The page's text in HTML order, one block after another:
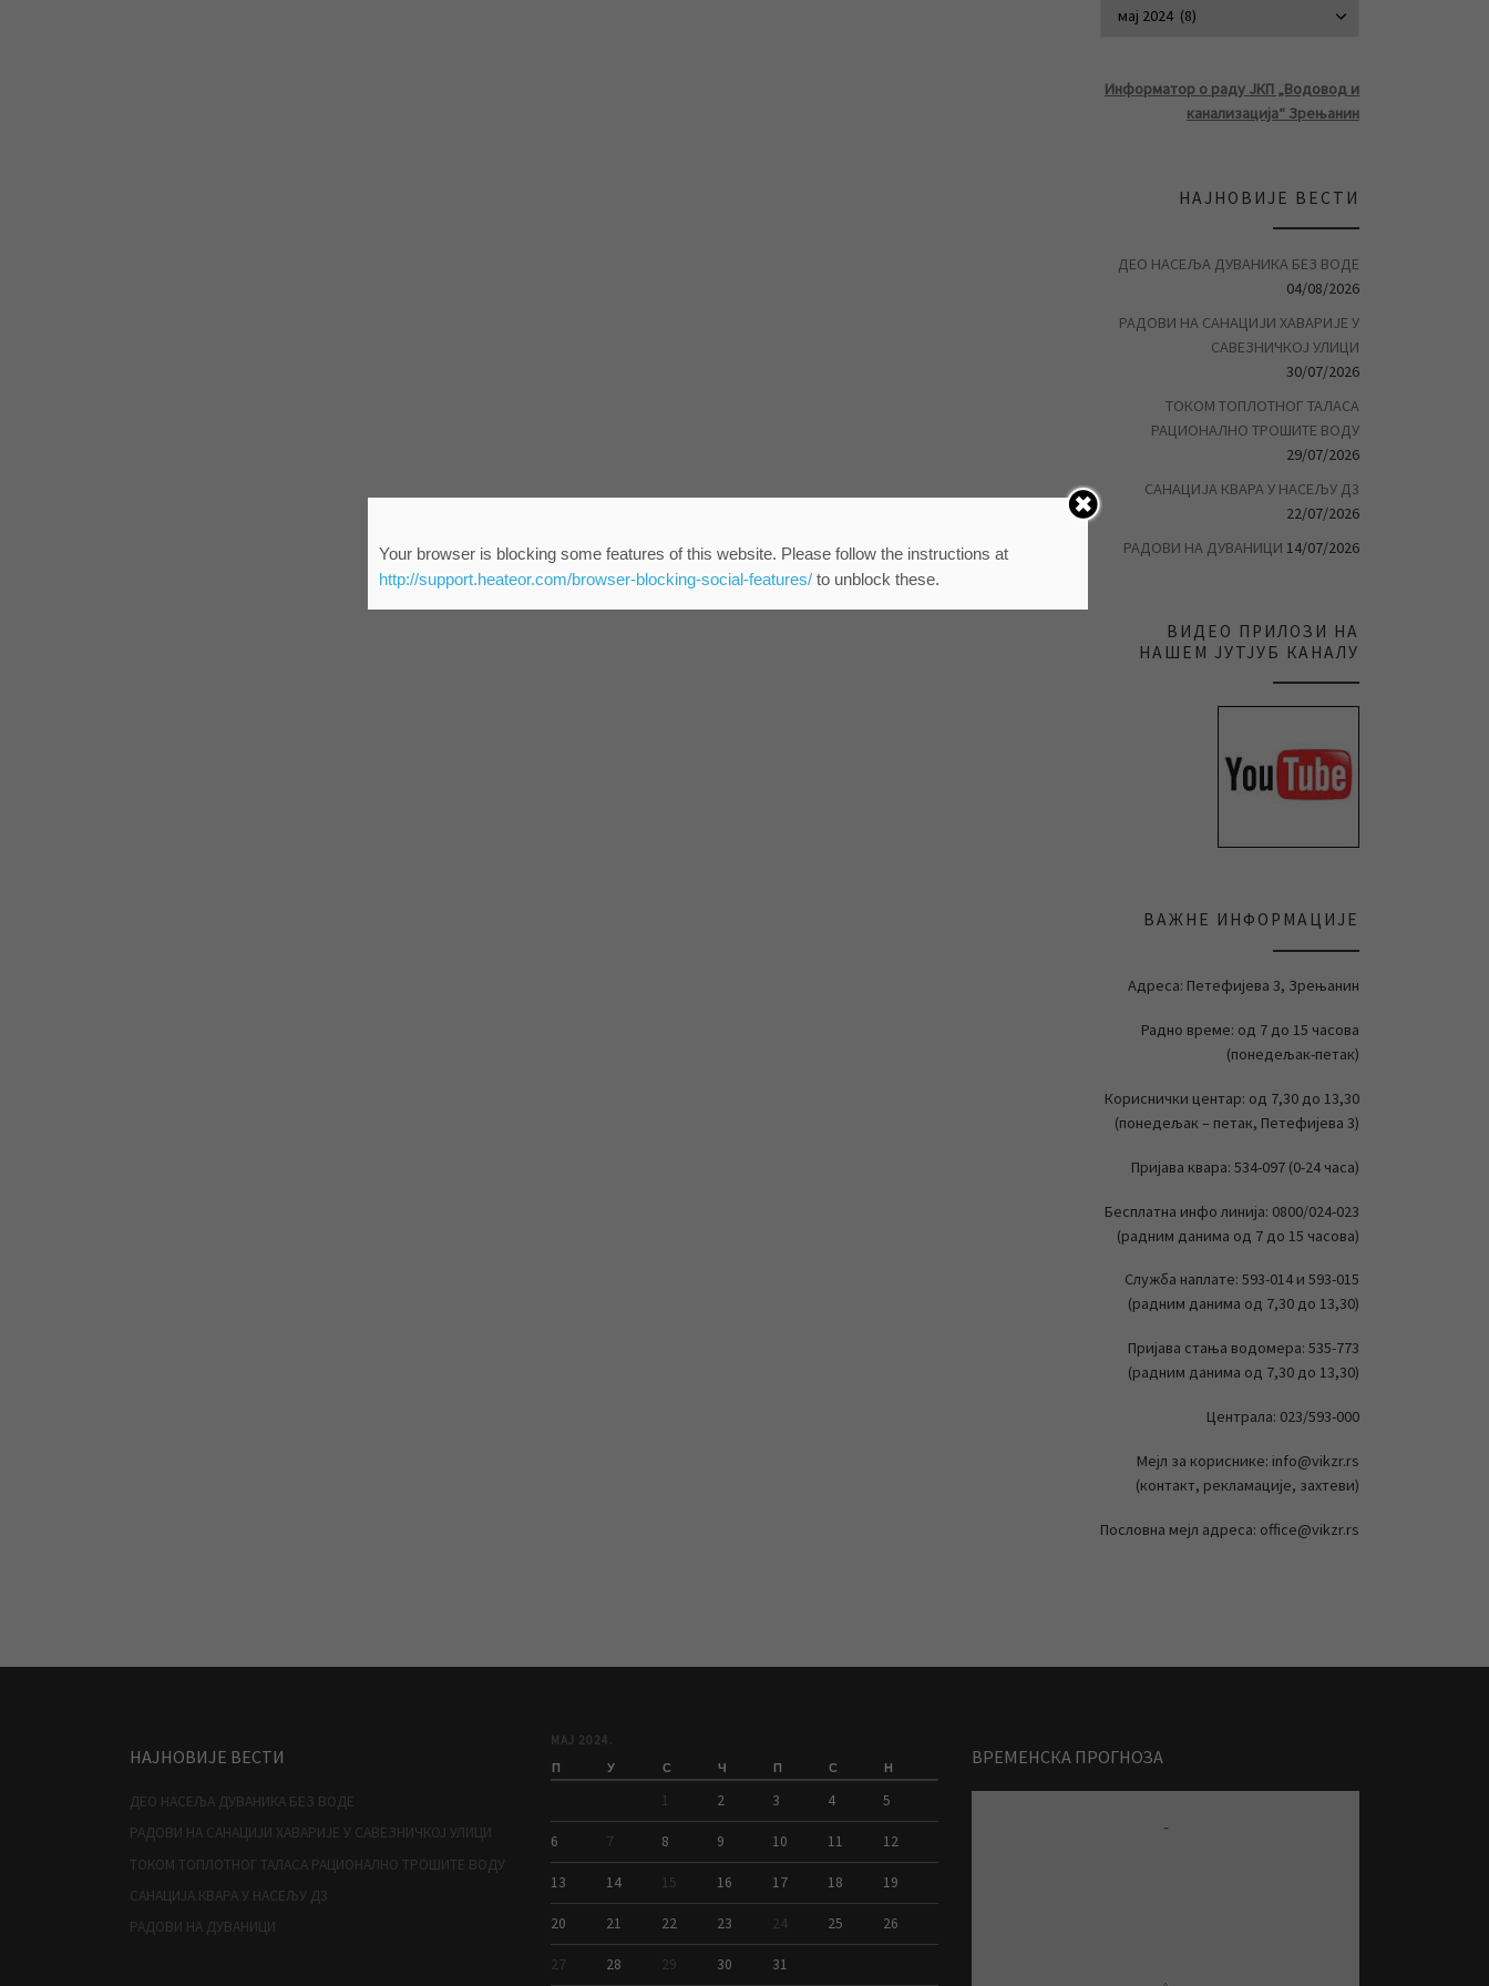
Информатор о раду ЈКП „Водовод и
канализација“ Зрењанин
НАЈНОВИЈЕ ВЕСТИ
ДЕО НАСЕЉА ДУВАНИКА БЕЗ ВОДЕ
04/08/2026
РАДОВИ НА САНАЦИЈИ ХАВАРИЈЕ У
САВЕЗНИЧКОЈ УЛИЦИ
30/07/2026
ТОКОМ ТОПЛОТНОГ ТАЛАСА
РАЦИОНАЛНО ТРОШИТЕ ВОДУ
29/07/2026
САНАЦИЈА КВАРА У НАСЕЉУ Д3
22/07/2026
РАДОВИ НА ДУВАНИЦИ 14/07/2026
ВИДЕО ПРИЛОЗИ НА
НАШЕМ ЈУТЈУБ КАНАЛУ
ВАЖНЕ ИНФОРМАЦИЈЕ
Адреса: Петефијева 3, Зрењанин
Радно време: од 7 до 15 часова
(понедељак-петак)
Кориснички центар: од 7,30 до 13,30
(понедељак – петак, Петефијева 3)
Пријава квара: 534-097 (0-24 часа)
Бесплатна инфо линија: 0800/024-023
(радним данима од 7 до 15 часова)
Служба наплате: 593-014 и 593-015
(радним данима од 7,30 до 13,30)
Пријава стања водомера: 535-773
(радним данима од 7,30 до 13,30)
Централа: 023/593-000
Мејл за кориснике: info@vikzr.rs
(контакт, рекламације, захтеви)
Пословна мејл адреса: office@vikzr.rs
НАЈНОВИЈЕ ВЕСТИ
ДЕО НАСЕЉА ДУВАНИКА БЕЗ ВОДЕ
РАДОВИ НА САНАЦИЈИ ХАВАРИЈЕ У САВЕЗНИЧКОЈ УЛИЦИ
ТОКОМ ТОПЛОТНОГ ТАЛАСА РАЦИОНАЛНО ТРОШИТЕ ВОДУ
САНАЦИЈА КВАРА У НАСЕЉУ Д3
РАДОВИ НА ДУВАНИЦИ
МАЈ 2024.
П У С Ч П С Н
1 2 3 4 5
6 7 8 9 10 11 12
13 14 15 16 17 18 19
20 21 22 23 24 25 26
27 28 29 30 31
ВРЕМЕНСКА ПРОГНОЗА
-
Your browser is blocking some features of this website. Please follow the instructions at
http://support.heateor.com/browser-blocking-social-features/to unblock these.